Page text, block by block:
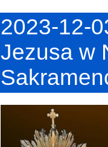
2023-12-
Jezusa w